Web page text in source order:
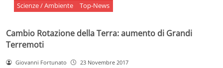
Scienze / Ambiente Top-News
Cambio Rotazione della Terra: aumento di Grandi
Terremoti
Giovanni Fortunato 23 Novembre 2017